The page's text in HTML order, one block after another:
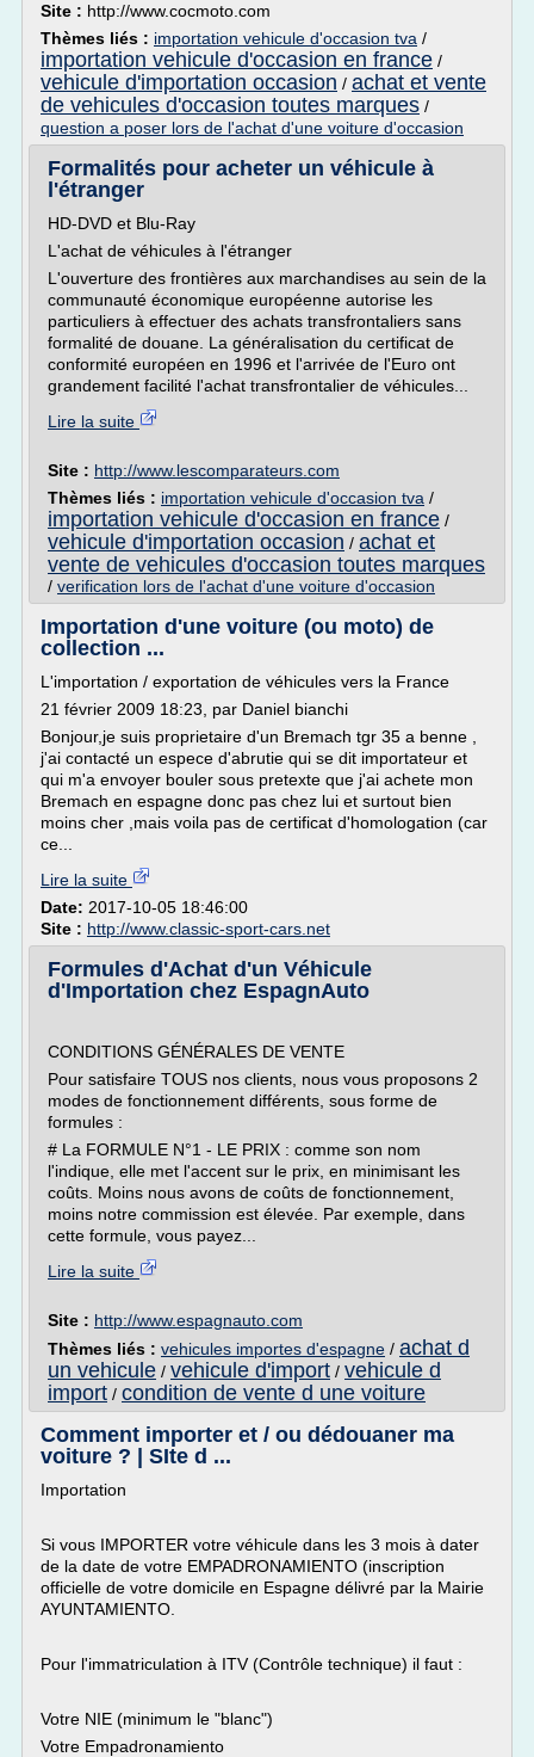
Site : http://www.cocmoto.com
Thèmes liés : importation vehicule d'occasion tva /
importation vehicule d'occasion en france /
vehicule d'importation occasion / achat et vente
de vehicules d'occasion toutes marques /
question a poser lors de l'achat d'une voiture d'occasion
Formalités pour acheter un véhicule à
l'étranger
HD-DVD et Blu-Ray
L'achat de véhicules à l'étranger
L'ouverture des frontières aux marchandises au sein de la
communauté économique européenne autorise les
particuliers à effectuer des achats transfrontaliers sans
formalité de douane. La généralisation du certificat de
conformité européen en 1996 et l'arrivée de l'Euro ont
grandement facilité l'achat transfrontalier de véhicules...
Lire la suite
Site : http://www.lescomparateurs.com
Thèmes liés : importation vehicule d'occasion tva /
importation vehicule d'occasion en france /
vehicule d'importation occasion / achat et
vente de vehicules d'occasion toutes marques
/ verification lors de l'achat d'une voiture d'occasion
Importation d'une voiture (ou moto) de
collection ...
L'importation / exportation de véhicules vers la France
21 février 2009 18:23, par Daniel bianchi
Bonjour,je suis proprietaire d'un Bremach tgr 35 a benne ,
j'ai contacté un espece d'abrutie qui se dit importateur et
qui m'a envoyer bouler sous pretexte que j'ai achete mon
Bremach en espagne donc pas chez lui et surtout bien
moins cher ,mais voila pas de certificat d'homologation (car
ce...
Lire la suite
Date: 2017-10-05 18:46:00
Site : http://www.classic-sport-cars.net
Formules d'Achat d'un Véhicule
d'Importation chez EspagnAuto
CONDITIONS GÉNÉRALES DE VENTE
Pour satisfaire TOUS nos clients, nous vous proposons 2
modes de fonctionnement différents, sous forme de
formules :
# La FORMULE N°1 - LE PRIX : comme son nom
l'indique, elle met l'accent sur le prix, en minimisant les
coûts. Moins nous avons de coûts de fonctionnement,
moins notre commission est élevée. Par exemple, dans
cette formule, vous payez...
Lire la suite
Site : http://www.espagnauto.com
Thèmes liés : vehicules importes d'espagne / achat d
un vehicule / vehicule d'import / vehicule d
import / condition de vente d une voiture
Comment importer et / ou dédouaner ma
voiture ? | SIte d ...
Importation
Si vous IMPORTER votre véhicule dans les 3 mois à dater
de la date de votre EMPADRONAMIENTO (inscription
officielle de votre domicile en Espagne délivré par la Mairie
AYUNTAMIENTO.
Pour l'immatriculation à ITV (Contrôle technique) il faut :
Votre NIE (minimum le "blanc")
Votre Empadronamiento